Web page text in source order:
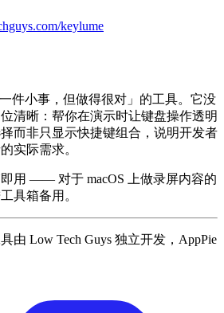
keylume
件小事，但做得很对」的工具。它没
清晰：帮你在演示时让键盘操作透明
而非只显示快捷键组合，说明开发者
实际需求。
用 —— 对于 macOS 上做录屏内容的
具箱备用。
由 Low Tech Guys 独立开发，AppPie